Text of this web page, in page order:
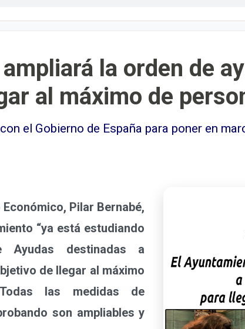
la orden de
al máximo de
el Gobierno de España para poner en
Pilar Bernabé,
“ya está estudiando
destinadas a
de llegar al máximo
las medidas de
son ampliables y